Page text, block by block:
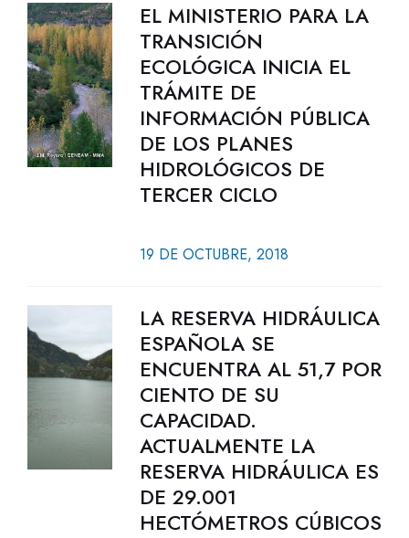
EL MINISTERIO PARA LA
TRANSICIÓN
ECOLÓGICA INICIA EL
TRÁMITE DE
INFORMACIÓN PÚBLICA
DE LOS PLANES
HIDROLÓGICOS DE
TERCER CICLO
19 DE OCTUBRE, 2018
LA RESERVA HIDRÁULICA
ESPAÑOLA SE
ENCUENTRA AL 51,7 POR
CIENTO DE SU
CAPACIDAD.
ACTUALMENTE LA
RESERVA HIDRÁULICA ES
DE 29.001
HECTÓMETROS CÚBICOS